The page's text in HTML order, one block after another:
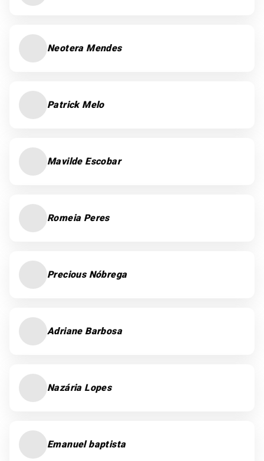
Neotera Mendes
Patrick Melo
Mavilde Escobar
Romeia Peres
Precious Nóbrega
Adriane Barbosa
Nazária Lopes
Emanuel baptista